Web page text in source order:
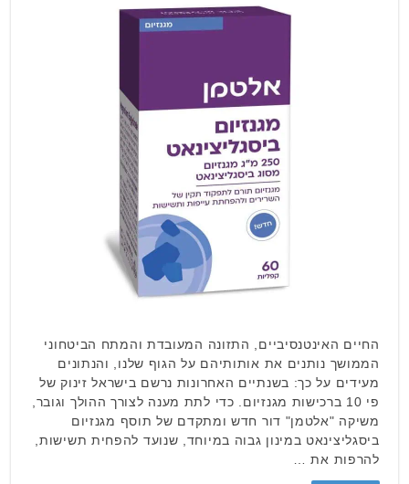
החיים האינטנסיביים, התזונה המעובדת והמתח הביטחוני
הממושך נותנים את אותותיהם על הגוף שלנו, והנתונים
מעידים על כך: בשנתיים האחרונות נרשם בישראל זינוק של
פי 10 ברכישות מגנזיום. כדי לתת מענה לצורך ההולך וגובר,
משיקה "אלטמן" דור חדש ומתקדם של תוסף מגנזיום
ביסגליצינאט במינון גבוה במיוחד, שנועד להפחית תשישות,
להרפות את …